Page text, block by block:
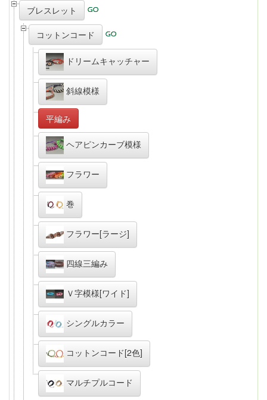
ブレスレット
コットンコード
ドリームキャッチャー
斜線模様
平編み
ヘアピンカーブ模様
フラワー
巻
フラワー[ラージ]
四線三編み
Ｖ字模様[ワイド]
シングルカラー
コットンコード[2色]
マルチプルコード